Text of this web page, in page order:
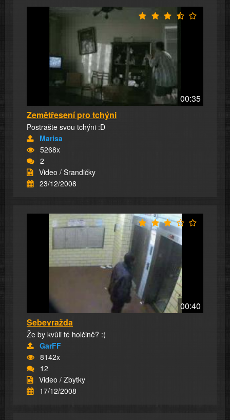
00:35
Zemětřesení pro tchýni
Postrašte svou tchýni :D
Marisa
5268x
2
Video / Srandičky
23/12/2008
00:40
Sebevražda
Že by kvůli té holčině? :(
GarFF
8142x
12
Video / Zbytky
17/12/2008